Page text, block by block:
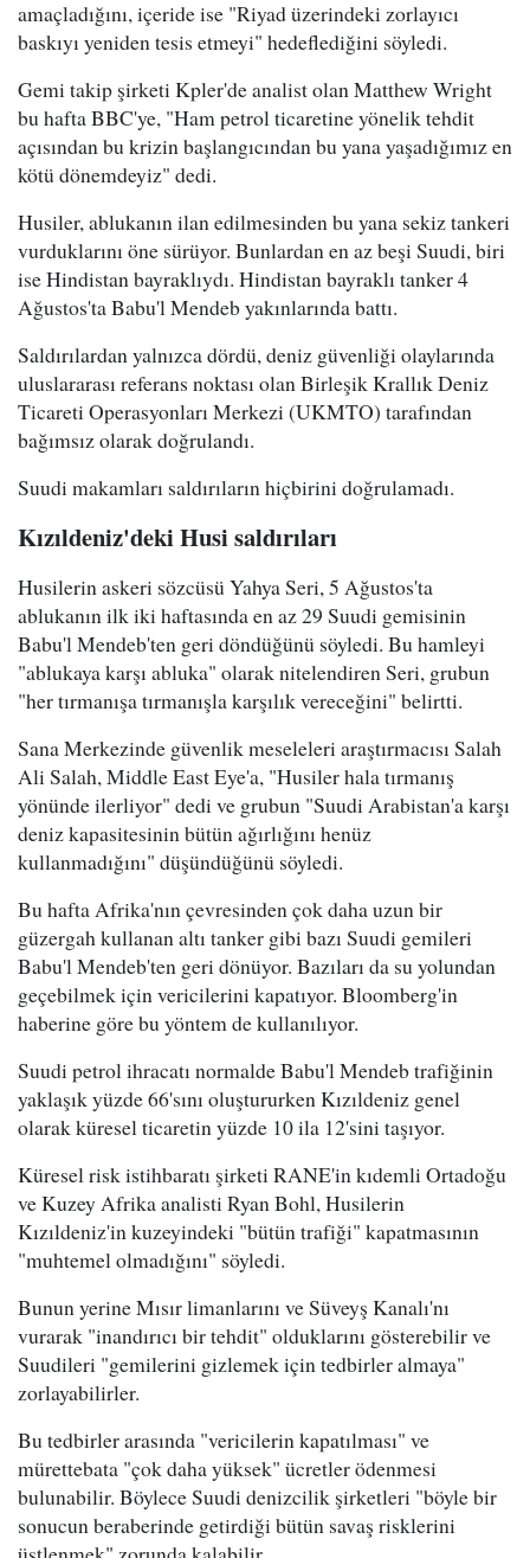
amaçladığını, içeride ise "Riyad üzerindeki zorlayıcı
baskıyı yeniden tesis etmeyi" hedeflediğini söyledi.
Gemi takip şirketi Kpler'de analist olan Matthew Wright
bu hafta BBC'ye, "Ham petrol ticaretine yönelik tehdit
açısından bu krizin başlangıcından bu yana yaşadığımız en
kötü dönemdeyiz" dedi.
Husiler, ablukanın ilan edilmesinden bu yana sekiz tankeri
vurduklarını öne sürüyor. Bunlardan en az beşi Suudi, biri
ise Hindistan bayraklıydı. Hindistan bayraklı tanker 4
Ağustos'ta Babu'l Mendeb yakınlarında battı.
Saldırılardan yalnızca dördü, deniz güvenliği olaylarında
uluslararası referans noktası olan Birleşik Krallık Deniz
Ticareti Operasyonları Merkezi (UKMTO) tarafından
bağımsız olarak doğrulandı.
Suudi makamları saldırıların hiçbirini doğrulamadı.
Kızıldeniz'deki Husi saldırıları
Husilerin askeri sözcüsü Yahya Seri, 5 Ağustos'ta
ablukanın ilk iki haftasında en az 29 Suudi gemisinin
Babu'l Mendeb'ten geri döndüğünü söyledi. Bu hamleyi
"ablukaya karşı abluka" olarak nitelendiren Seri, grubun
"her tırmanışa tırmanışla karşılık vereceğini" belirtti.
Sana Merkezinde güvenlik meseleleri araştırmacısı Salah
Ali Salah, Middle East Eye'a, "Husiler hala tırmanış
yönünde ilerliyor" dedi ve grubun "Suudi Arabistan'a karşı
deniz kapasitesinin bütün ağırlığını henüz
kullanmadığını" düşündüğünü söyledi.
Bu hafta Afrika'nın çevresinden çok daha uzun bir
güzergah kullanan altı tanker gibi bazı Suudi gemileri
Babu'l Mendeb'ten geri dönüyor. Bazıları da su yolundan
geçebilmek için vericilerini kapatıyor. Bloomberg'in
haberine göre bu yöntem de kullanılıyor.
Suudi petrol ihracatı normalde Babu'l Mendeb trafiğinin
yaklaşık yüzde 66'sını oluştururken Kızıldeniz genel
olarak küresel ticaretin yüzde 10 ila 12'sini taşıyor.
Küresel risk istihbaratı şirketi RANE'in kıdemli Ortadoğu
ve Kuzey Afrika analisti Ryan Bohl, Husilerin
Kızıldeniz'in kuzeyindeki "bütün trafiği" kapatmasının
"muhtemel olmadığını" söyledi.
Bunun yerine Mısır limanlarını ve Süveyş Kanalı'nı
vurarak "inandırıcı bir tehdit" olduklarını gösterebilir ve
Suudileri "gemilerini gizlemek için tedbirler almaya"
zorlayabilirler.
Bu tedbirler arasında "vericilerin kapatılması" ve
mürettebata "çok daha yüksek" ücretler ödenmesi
bulunabilir. Böylece Suudi denizcilik şirketleri "böyle bir
sonucun beraberinde getirdiği bütün savaş risklerini